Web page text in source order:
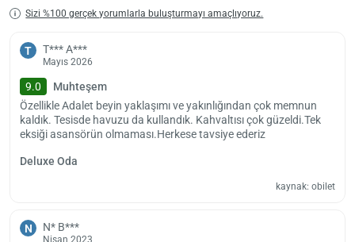
Sizi %100 gerçek yorumlarla buluşturmayı amaçlıyoruz.
T T*** A***
Mayıs 2026
9.0
Muhteşem
Özellikle Adalet beyin yaklaşımı ve yakınlığından çok memnun
kaldık. Tesisde havuzu da kullandık. Kahvaltısı çok güzeldi.Tek
eksiği asansörün olmaması.Herkese tavsiye ederiz
Deluxe Oda
kaynak: obilet
N N* B***